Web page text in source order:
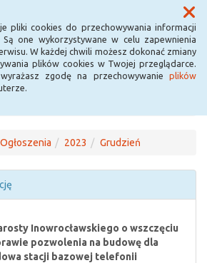
pliki cookies do przechowywania informacji
one wykorzystywane w celu zapewnienia
W każdej chwili możesz dokonać zmiany
plików cookies w Twojej przeglądarce.
zgodę na przechowywanie plików
Menu
Ogłoszenia 2023 Grudzień
Inowrocławskiego o wszczęciu
pozwolenia na budowę dla
stacji bazowej telefonii